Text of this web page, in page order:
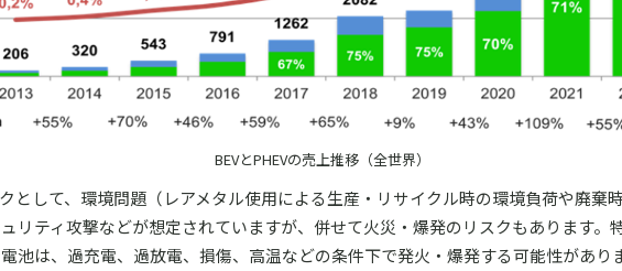
BEVとPHEVの売上推移（全世界）
として、環境問題（レアメタル使用による生産・リサイクル時の環境負荷や廃棄時
リティ攻撃などが想定されていますが、併せて火災・爆発のリスクもあります。
池は、過充電、過放電、損傷、高温などの条件下で発火・爆発する可能性があり